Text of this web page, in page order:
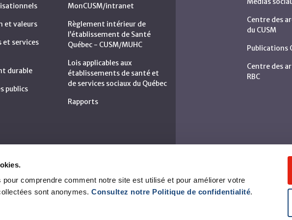
comprendre comment notre site est utilisé et pour améliorer votre
sont anonymes.Consultez notre Politique de confidentialité.
et valeurs
et services
durable
publics
MonCUSM/intranet
Règlement intérieur de
l’établissement de Santé
Québec - CUSM/MUHC
Lois applicables aux
établissements de santé et
de services sociaux du Québec
Rapports
Centre des
du CUSM
Publications
Centre des
RBC